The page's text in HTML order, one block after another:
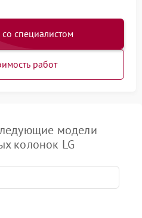
со специалистом
работ
модели
колонок LG